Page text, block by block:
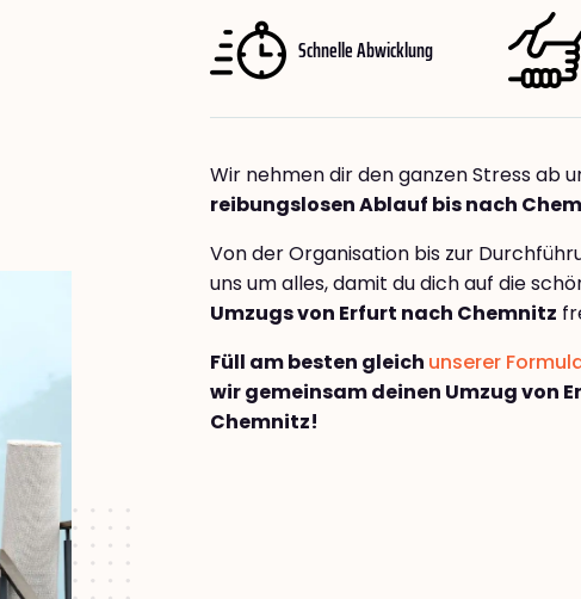
Schnelle Abwicklung
Wir nehmen dir den ganzen Stress ab
reibungslosen Ablauf bis nach
Von der Organisation bis zur
uns um alles, damit du dich auf die
Umzugs von Erfurt nach Chemnitz
Füll am besten gleich unserer
wir gemeinsam deinen Umzug von
Chemnitz!